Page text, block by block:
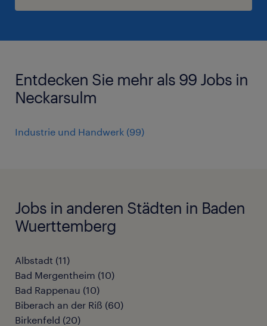
Entdecken Sie mehr als 99 Jobs in
Neckarsulm
Industrie und Handwerk (99)
Jobs in anderen Städten in Baden
Wuerttemberg
Albstadt (11)
Bad Mergentheim (10)
Bad Rappenau (10)
Biberach an der Riß (60)
Birkenfeld (20)